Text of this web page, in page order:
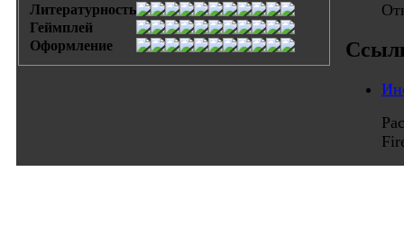
Литературность
Геймплей
Оформление